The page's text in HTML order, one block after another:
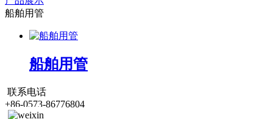
船舶用管
船舶用管
联系电话
+86-0573-86776804